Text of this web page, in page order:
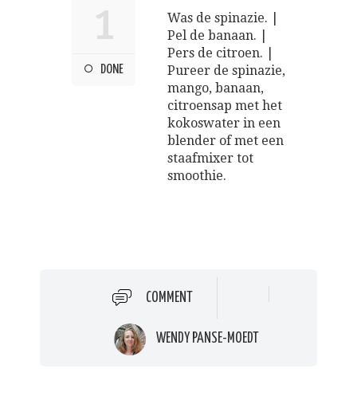
1
DONE
Was de spinazie. |
Pel de banaan. |
Pers de citroen. |
Pureer de spinazie,
mango, banaan,
citroensap met het
kokoswater in een
blender of met een
staafmixer tot
smoothie.
COMMENT
WENDY PANSE-MOEDT